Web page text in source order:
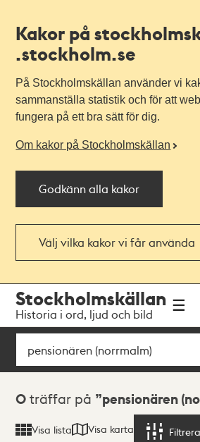
Kakor på
.stockholm.se
På Stockholmskällan använder vi
sammanställa statistik och för att
fungera på ett bra sätt för dig.
Om kakor på Stockholmskällan
Godkänn alla kakor
Välj vilka kakor vi får använda
navigationen
huvudinnehållet
Stockholmskällan
Historia i ord, ljud och bild
Sök
Sökresultat
0 träffar på pensionären
Visa lista Visa karta Filtrera